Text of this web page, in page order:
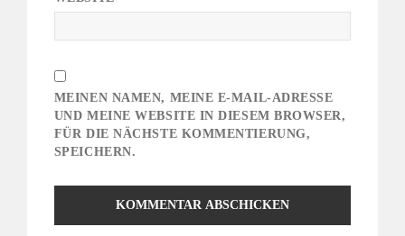
MEINEN NAMEN, MEINE E-MAIL-ADRESSE
UND MEINE WEBSITE IN DIESEM BROWSER,
FÜR DIE NÄCHSTE KOMMENTIERUNG,
SPEICHERN.